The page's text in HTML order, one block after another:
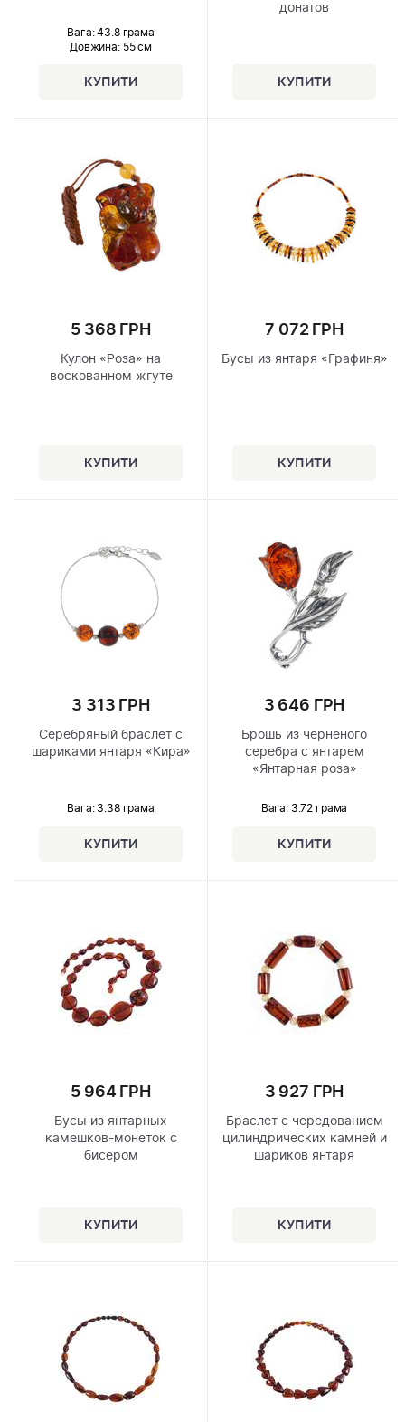
Вага: 43.8 грама
Довжина:55 см
донатов
5 368 ГРН
Кулон «Роза» на
воскованном жгуте
7 072 ГРН
Бусы из янтаря «Графиня»
3 313 ГРН
Серебряный браслет с
шариками янтаря «Кира»
Вага: 3.38 грама
3 646 ГРН
Брошь из черненого
серебра с янтарем
«Янтарная роза»
Вага: 3.72 грама
5 964 ГРН
Бусы из янтарных
камешков-монеток с
бисером
3 927 ГРН
Браслет с чередованием
цилиндрических камней и
шариков янтаря